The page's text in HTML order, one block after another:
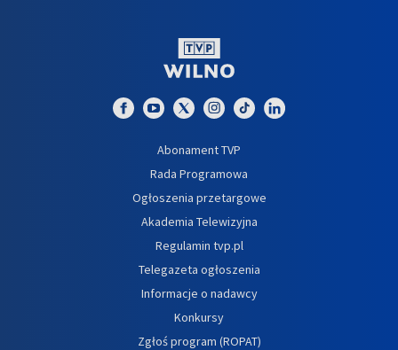
Abonament TVP
Rada Programowa
Ogłoszenia przetargowe
Akademia Telewizyjna
Regulamin tvp.pl
Telegazeta ogłoszenia
Informacje o nadawcy
Konkursy
Zgłoś program (ROPAT)